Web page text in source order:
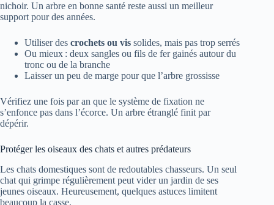
nichoir. Un arbre en bonne santé reste aussi un meilleur
support pour des années.
Utiliser des crochets ou vis solides, mais pas trop serrés
Ou mieux : deux sangles ou fils de fer gainés autour du
tronc ou de la branche
Laisser un peu de marge pour que l’arbre grossisse
Vérifiez une fois par an que le système de fixation ne
s’enfonce pas dans l’écorce. Un arbre étranglé finit par
dépérir.
Protéger les oiseaux des chats et autres prédateurs
Les chats domestiques sont de redoutables chasseurs. Un seul
chat qui grimpe régulièrement peut vider un jardin de ses
jeunes oiseaux. Heureusement, quelques astuces limitent
beaucoup la casse.